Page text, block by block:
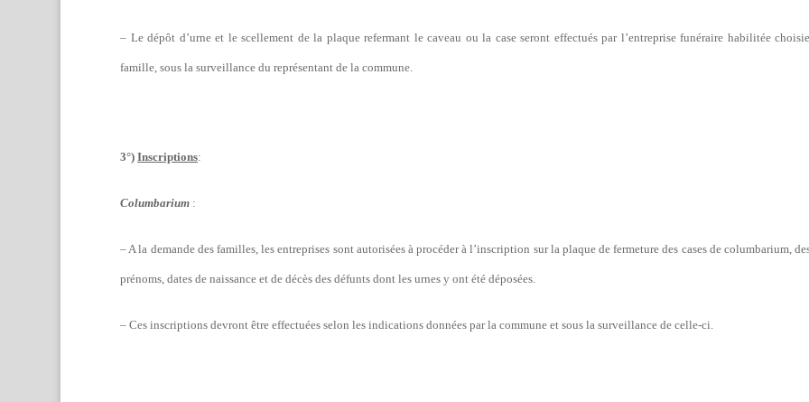
– Le dépôt d’urne et le scellement de la plaque refermant le caveau ou la case seront effectués par l’entreprise funéraire habilitée
famille, sous la surveillance du représentant de la commune.
3°)Inscriptions:
Columbarium :
– A la demande des familles, les entreprises sont autorisées à procéder à l’inscription sur la plaque de fermeture des cases de columbarium,
prénoms, dates de naissance et de décès des défunts dont les urnes y ont été déposées.
– Ces inscriptions devront être effectuées selon les indications données par la commune et sous la surveillance de celle-ci.